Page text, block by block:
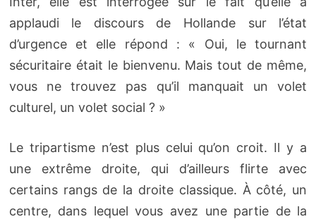
applaudi le discours de Hollande sur l’état
d’urgence et elle répond : « Oui, le tournant
sécuritaire était le bienvenu. Mais tout de même,
vous ne trouvez pas qu’il manquait un volet
culturel, un volet social ? »
Le tripartisme n’est plus celui qu’on croit. Il y a
une extrême droite, qui d’ailleurs flirte avec
certains rangs de la droite classique. À côté, un
centre, dans lequel vous avez une partie de la